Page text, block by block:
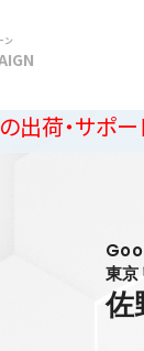
ン
に関するご
東京
佐